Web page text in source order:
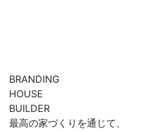
BRANDING
HOUSE
BUILDER
最高の家づくりを通じて、